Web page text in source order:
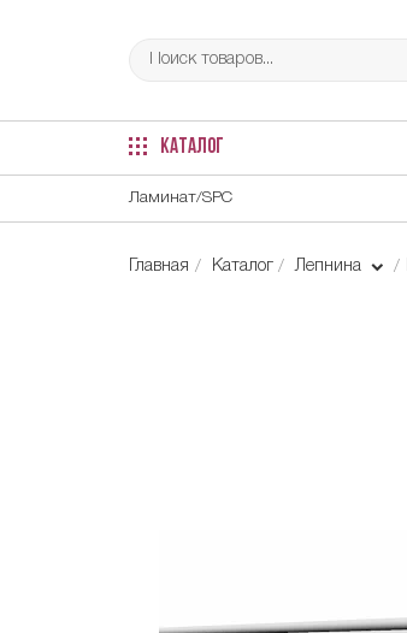
КАТАЛОГ
Ламинат/SPC
Главная Каталог Лепнина